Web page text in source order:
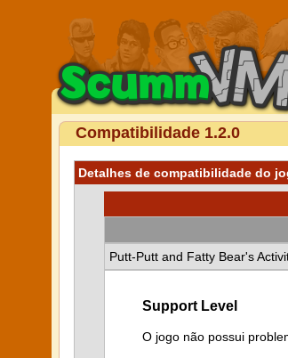
Compatibilidade 1.2.0
Detalhes de compatibilidade do
Putt-Putt and Fatty Bear's
Support Level
O jogo não possui